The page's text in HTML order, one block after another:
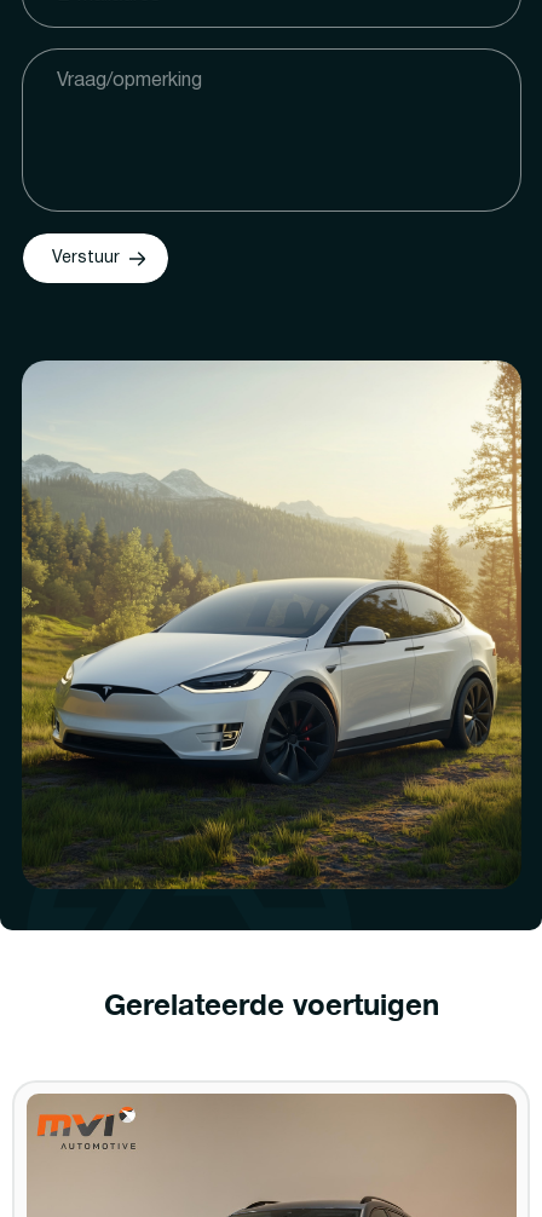
Verstuur
Gerelateerde voertuigen